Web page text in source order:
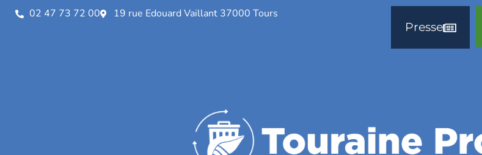
02 47 73 72 00 19 rue Edouard Vaillant 37000 Tours
Presse